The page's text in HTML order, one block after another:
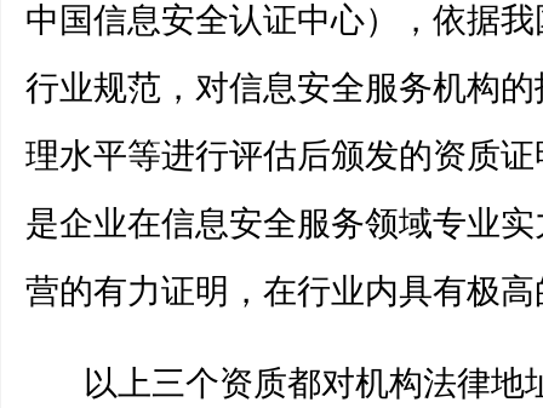
中国信息安全认证中心），依据
行业规范，对信息安全服务机构
理水平等进行评估后颁发的资质
是企业在信息安全服务领域专业
营的有力证明，在行业内具有极
以上三个资质都对机构法律地